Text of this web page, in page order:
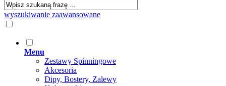
wyszukiwanie zaawansowane
Menu
Zestawy Spinningowe
Akcesoria
Dipy, Bostery, Zalewy